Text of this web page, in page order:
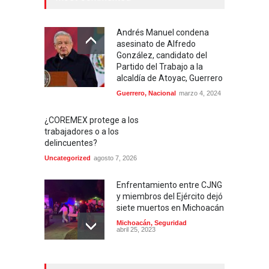
Andrés Manuel condena
asesinato de Alfredo
González, candidato del
Partido del Trabajo a la
alcaldía de Atoyac, Guerrero
Guerrero, Nacional marzo 4, 2024
¿COREMEX protege a los
trabajadores o a los
delincuentes?
Uncategorized agosto 7, 2026
Enfrentamiento entre CJNG
y miembros del Ejército dejó
siete muertos en Michoacán
Michoacán, Seguridad
abril 25, 2023